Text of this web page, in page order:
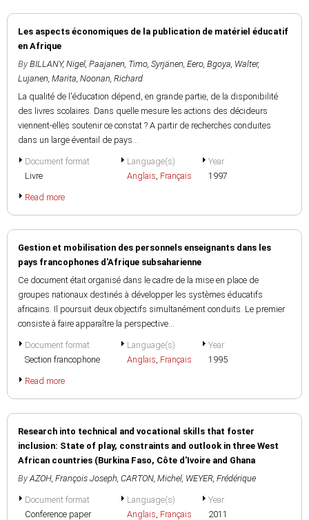
Les aspects économiques de la publication de matériel éducatif
en Afrique
By BILLANY, Nigel, Paajanen, Timo, Syrjänen, Eero, Bgoya, Walter,
Lujanen, Marita, Noonan, Richard
La qualité de l'éducation dépend, en grande partie, de la disponibilité
des livres scolaires. Dans quelle mesure les actions des décideurs
viennent-elles soutenir ce constat ? A partir de recherches conduites
dans un large éventail de pays...
Document format
Livre
Language(s)
Anglais, Français
Year
1997
Read more
Gestion et mobilisation des personnels enseignants dans les
pays francophones d'Afrique subsaharienne
Ce document était organisé dans le cadre de la mise en place de
groupes nationaux destinés à développer les systèmes éducatifs
africains. Il poursuit deux objectifs simultanément conduits. Le premier
consiste à faire apparaître la perspective...
Document format
Section francophone
Language(s)
Anglais, Français
Year
1995
Read more
Research into technical and vocational skills that foster
inclusion: State of play, constraints and outlook in three West
African countries (Burkina Faso, Côte d'Ivoire and Ghana
By AZOH, François Joseph, CARTON, Michel, WEYER, Frédérique
Document format
Conference paper
Language(s)
Anglais, Français
Year
2011